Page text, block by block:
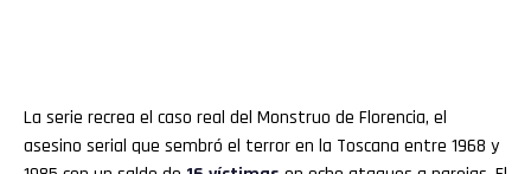
La serie recrea el caso real del Monstruo de Florencia, el
asesino serial que sembró el terror en la Toscana entre 1968 y